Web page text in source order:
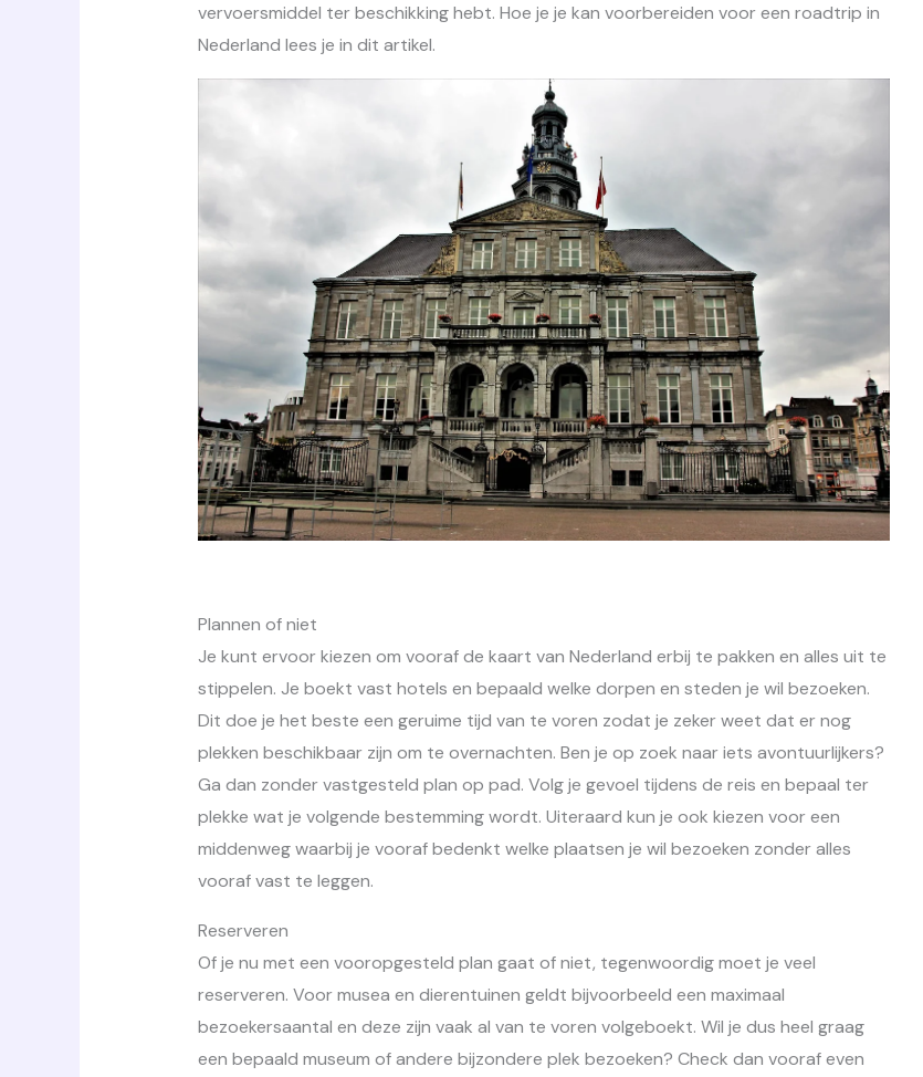
vervoersmiddel ter beschikking hebt. Hoe je je kan voorbereiden voor een roadtrip in
Nederland lees je in dit artikel.
Plannen of niet
Je kunt ervoor kiezen om vooraf de kaart van Nederland erbij te pakken en alles uit te
stippelen. Je boekt vast hotels en bepaald welke dorpen en steden je wil bezoeken.
Dit doe je het beste een geruime tijd van te voren zodat je zeker weet dat er nog
plekken beschikbaar zijn om te overnachten. Ben je op zoek naar iets avontuurlijkers?
Ga dan zonder vastgesteld plan op pad. Volg je gevoel tijdens de reis en bepaal ter
plekke wat je volgende bestemming wordt. Uiteraard kun je ook kiezen voor een
middenweg waarbij je vooraf bedenkt welke plaatsen je wil bezoeken zonder alles
vooraf vast te leggen.
Reserveren
Of je nu met een vooropgesteld plan gaat of niet, tegenwoordig moet je veel
reserveren. Voor musea en dierentuinen geldt bijvoorbeeld een maximaal
bezoekersaantal en deze zijn vaak al van te voren volgeboekt. Wil je dus heel graag
een bepaald museum of andere bijzondere plek bezoeken? Check dan vooraf even